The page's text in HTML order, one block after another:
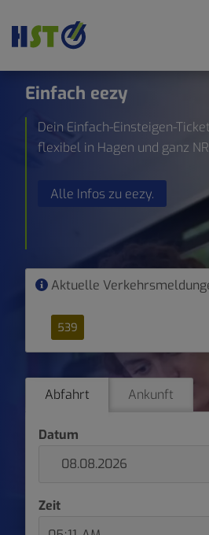
Einfach eezy
Dein Einfach-Einsteigen-
flexibel in Hagen und ganz
Alle Infos zu eezy.
Aktuelle
539
Zeitpunkt
Abfahrt Ankunft
Datum
Zeit